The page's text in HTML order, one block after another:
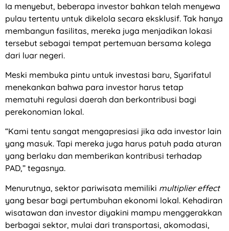
Ia menyebut, beberapa investor bahkan telah menyewa
pulau tertentu untuk dikelola secara eksklusif. Tak hanya
membangun fasilitas, mereka juga menjadikan lokasi
tersebut sebagai tempat pertemuan bersama kolega
dari luar negeri.
Meski membuka pintu untuk investasi baru, Syarifatul
menekankan bahwa para investor harus tetap
mematuhi regulasi daerah dan berkontribusi bagi
perekonomian lokal.
“Kami tentu sangat mengapresiasi jika ada investor lain
yang masuk. Tapi mereka juga harus patuh pada aturan
yang berlaku dan memberikan kontribusi terhadap
PAD,” tegasnya.
Menurutnya, sektor pariwisata memiliki multiplier effect
yang besar bagi pertumbuhan ekonomi lokal. Kehadiran
wisatawan dan investor diyakini mampu menggerakkan
berbagai sektor, mulai dari transportasi, akomodasi,